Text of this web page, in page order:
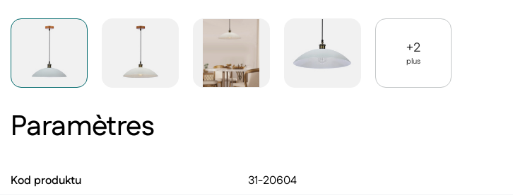
+2
plus
Paramètres
Kod produktu
31-20604